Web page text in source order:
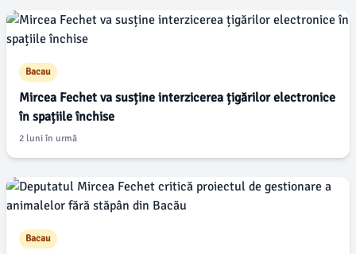
Bacau
Mircea Fechet va susține interzicerea țigărilor electronice
în spațiile închise
2 luni în urmă
Bacau